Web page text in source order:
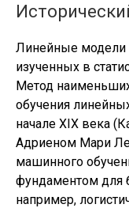
Линейные модели
изученных в
Метод
обучения
начале XIX века
Адриеном Мари
машинного
фундаментом для
например,